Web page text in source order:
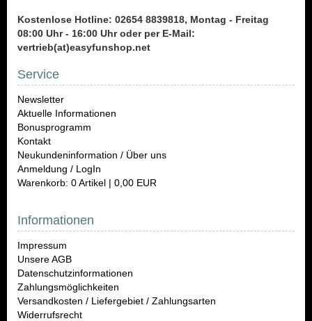
Kostenlose Hotline: 02654 8839818, Montag - Freitag
08:00 Uhr - 16:00 Uhr oder per E-Mail:
vertrieb(at)easyfunshop.net
Service
Newsletter
Aktuelle Informationen
Bonusprogramm
Kontakt
Neukundeninformation / Über uns
Anmeldung / LogIn
Warenkorb: 0 Artikel | 0,00 EUR
Informationen
Impressum
Unsere AGB
Datenschutzinformationen
Zahlungsmöglichkeiten
Versandkosten / Liefergebiet / Zahlungsarten
Widerrufsrecht